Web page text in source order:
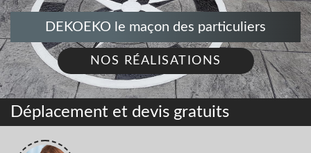
DEKOEKO le maçon des particuliers
NOS RÉALISATIONS
Déplacement et devis gratuits